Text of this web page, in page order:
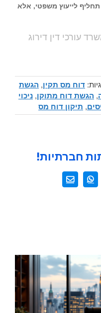
לייעוץ משפטי, אלא
עורכי דין דירוג
דוח מס תקין, הגשת
, הגשת דוח מתוקן, ניכוי
, תיקון דוח מס
חברתיות!
WhatsApp
כתובת